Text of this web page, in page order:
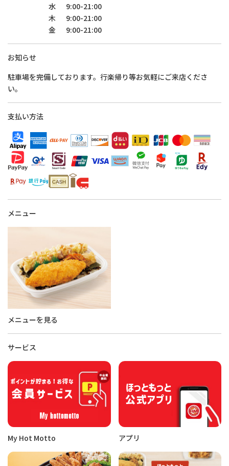
水
9:00-21:00
木
9:00-21:00
金
9:00-21:00
お知らせ
駐車場を完備しております。行楽帰り等お気軽にご来店くださ
い。
支払い方法
メニュー
メニューを見る
サービス
My Hot Motto アプリ